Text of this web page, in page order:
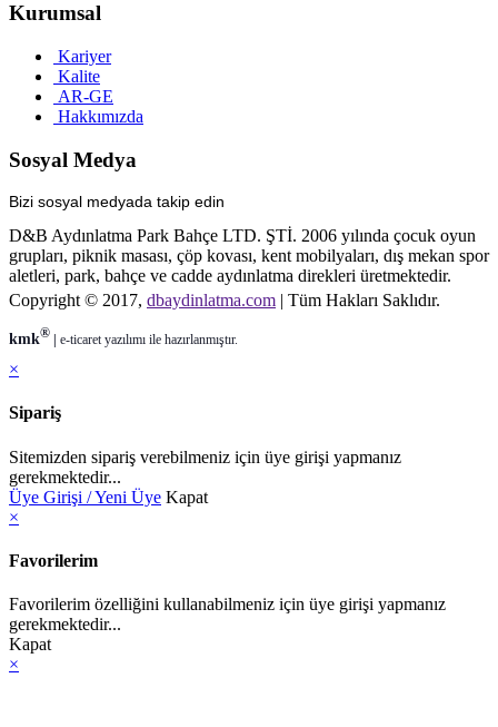
Kurumsal
Kariyer
Kalite
AR-GE
Hakkımızda
Sosyal Medya
Bizi sosyal medyada takip edin
D&B Aydınlatma Park Bahçe LTD. ŞTİ. 2006 yılında çocuk oyun
grupları, piknik masası, çöp kovası, kent mobilyaları, dış mekan spor
aletleri, park, bahçe ve cadde aydınlatma direkleri üretmektedir.
Copyright © 2017, dbaydinlatma.com | Tüm Hakları Saklıdır.
kmk® e-ticaretyazılımı ile hazırlanmıştır.
×
Sipariş
Sitemizden sipariş verebilmeniz için üye girişi yapmanız
gerekmektedir...
Üye Girişi / Yeni Üye Kapat
×
Favorilerim
Favorilerim özelliğini kullanabilmeniz için üye girişi yapmanız
gerekmektedir...
Kapat
×